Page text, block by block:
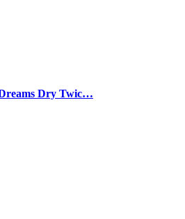
Dry Twic…